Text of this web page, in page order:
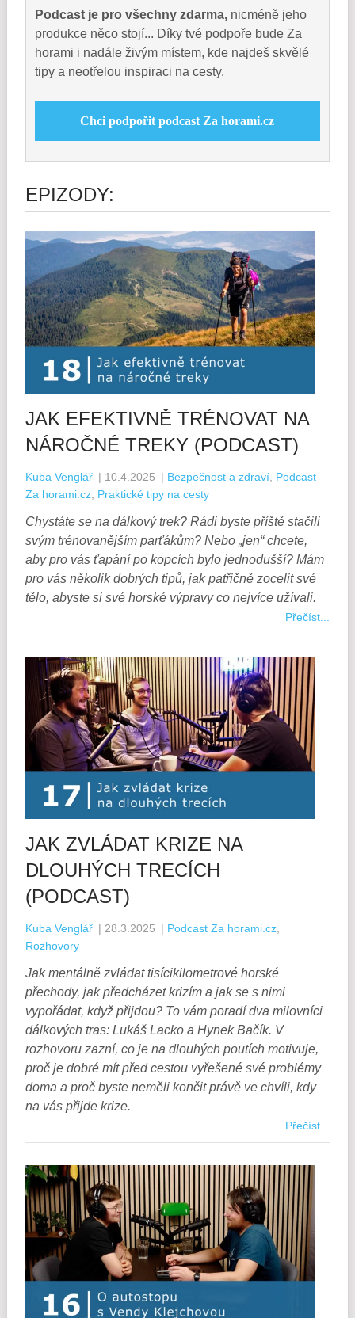
Podcast je pro všechny zdarma, nicméně jeho
produkce něco stojí... Díky tvé podpoře bude Za
horami i nadále živým místem, kde najdeš skvělé
tipy a neotřelou inspiraci na cesty.
Chci podpořit podcast Za horami.cz
EPIZODY:
JAK EFEKTIVNĚ TRÉNOVAT NA
NÁROČNÉ TREKY (PODCAST)
Kuba Venglář | 10.4.2025 | Bezpečnost a zdraví, Podcast
Za horami.cz, Praktické tipy na cesty
Chystáte se na dálkový trek? Rádi byste příště stačili
svým trénovanějším parťákům? Nebo „jen“ chcete,
aby pro vás ťapání po kopcích bylo jednodušší? Mám
pro vás několik dobrých tipů, jak patřičně zocelit své
tělo, abyste si své horské výpravy co nejvíce užívali.
Přečíst...
JAK ZVLÁDAT KRIZE NA
DLOUHÝCH TRECÍCH
(PODCAST)
Kuba Venglář | 28.3.2025 | Podcast Za horami.cz,
Rozhovory
Jak mentálně zvládat tisícikilometrové horské
přechody, jak předcházet krizím a jak se s nimi
vypořádat, když přijdou? To vám poradí dva milovníci
dálkových tras: Lukáš Lacko a Hynek Bačík. V
rozhovoru zazní, co je na dlouhých poutích motivuje,
proč je dobré mít před cestou vyřešené své problémy
doma a proč byste neměli končit právě ve chvíli, kdy
na vás přijde krize.
Přečíst...